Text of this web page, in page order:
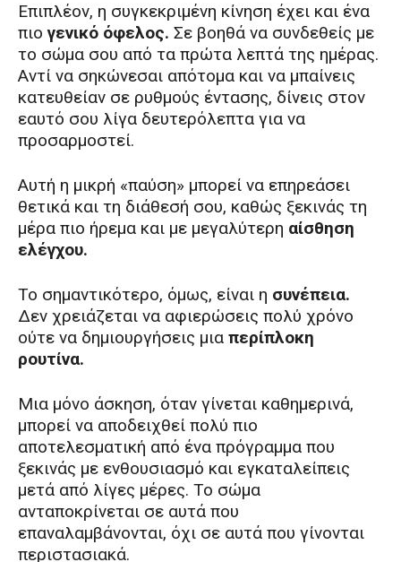
Επιπλέον, η συγκεκριμένη κίνηση έχει και ένα
πιογενικό όφελος. Σε βοηθά να συνδεθείς με
το σώμα σου από τα πρώτα λεπτά της ημέρας.
Αντί να σηκώνεσαι απότομα και να μπαίνεις
κατευθείαν σε ρυθμούς έντασης, δίνεις στον
εαυτό σου λίγα δευτερόλεπτα για να
προσαρμοστεί.
Αυτή η μικρή «παύση» μπορεί να επηρεάσει
θετικά και τη διάθεσή σου, καθώς ξεκινάς τη
μέρα πιο ήρεμα και με μεγαλύτερη αίσθηση
ελέγχου.
Το σημαντικότερο, όμως, είναι η συνέπεια.
Δεν χρειάζεται να αφιερώσεις πολύ χρόνο
ούτε να δημιουργήσεις μια περίπλοκη
ρουτίνα.
Μια μόνο άσκηση, όταν γίνεται καθημερινά,
μπορεί να αποδειχθεί πολύ πιο
αποτελεσματική από ένα πρόγραμμα που
ξεκινάς με ενθουσιασμό και εγκαταλείπεις
μετά από λίγες μέρες. Το σώμα
ανταποκρίνεται σε αυτά που
επαναλαμβάνονται, όχι σε αυτά που γίνονται
περιστασιακά.